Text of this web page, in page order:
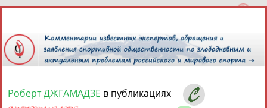
7 августа 2026 года,
Роберт ДЖГАМАДЗЕ в публикациях